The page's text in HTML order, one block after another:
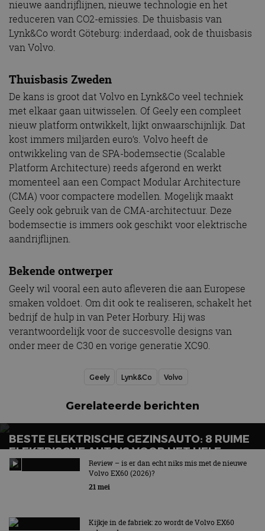
nieuwe aandrijflijnen, nieuwe technologie en het
reduceren van CO2-emissies. De thuisbasis van
Lynk&Co wordt Göteburg: inderdaad, ook de thuisbasis
van Volvo.
Thuisbasis Zweden
De kans is groot dat Volvo en Lynk&Co veel techniek
met elkaar gaan uitwisselen. Of Geely een compleet
nieuw platform ontwikkelt, lijkt onwaarschijnlijk. Dat
kost immers miljarden euro’s. Volvo heeft de
ontwikkeling van de SPA-bodemsectie (Scalable
Platform Architecture) reeds afgerond en werkt
momenteel aan een Compact Modular Architecture
(CMA) voor compactere modellen. Mogelijk maakt
Geely ook gebruik van de CMA-architectuur. Deze
bodemsectie is immers ook geschikt voor elektrische
aandrijflijnen.
Bekende ontwerper
Geely wil vooral een auto afleveren die aan Europese
smaken voldoet. Om dit ook te realiseren, schakelt het
bedrijf de hulp in van Peter Horbury. Hij was
verantwoordelijk voor de succesvolle designs van
onder meer de C30 en vorige generatie XC90.
Geely Lynk&Co Volvo
Gerelateerde berichten
BESTE ELEKTRISCHE GEZINSAUTO: 8 RUIME
ELEKTRISCHE AUTO’S VOOR HET HELE
GEZIN
Wat is de beste elektrische gezinsauto voor grote
Review – is er dan echt niks mis met de nieuwe
Volvo EX60 (2026)?
21 mei
Kijkje in de fabriek: zo wordt de Volvo EX60